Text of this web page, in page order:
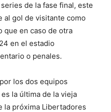
de la fase final, este
gol de visitante como
que en caso de otra
en el estadio
o penales.
los dos equipos
la última de la vieja
la próxima Libertadores